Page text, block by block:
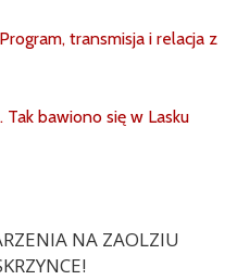
transmisja i relacja z
Tak bawiono się w Lasku
NA ZAOLZIU